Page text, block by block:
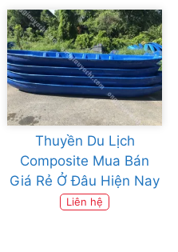
Thuyền Du Lịch
Composite Mua Bán
Giá Rẻ Ở Đâu Hiện Nay
Liên hệ